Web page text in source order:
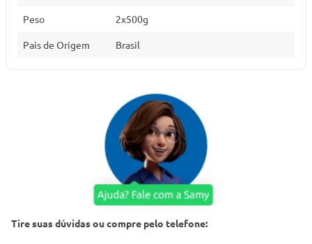
Peso 2x500g
Pais de Origem Brasil
Tire suas dúvidas ou compre pelo telefone: